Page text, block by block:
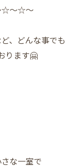
〜☆〜
、どんな事でも
ります🤗
な一室で